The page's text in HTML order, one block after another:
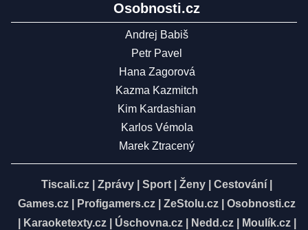
Osobnosti.cz
Andrej Babiš
Petr Pavel
Hana Zagorová
Kazma Kazmitch
Kim Kardashian
Karlos Vémola
Marek Ztracený
Tiscali.cz Zprávy Sport Ženy Cestování
Games.cz
Profigamers.cz ZeStolu.cz
Osobnosti.cz
Karaoketexty.cz| Úschovna.cz| Nedd.cz| Moulík.cz|